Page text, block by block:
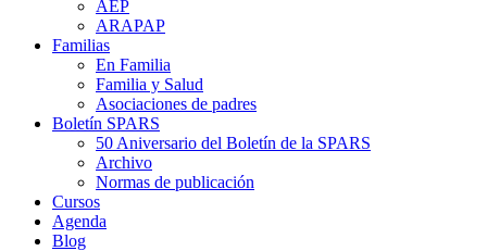
AEP
ARAPAP
Familias
En Familia
Familia y Salud
Asociaciones de padres
Boletín SPARS
50 Aniversario del Boletín de la SPARS
Archivo
Normas de publicación
Cursos
Agenda
Blog